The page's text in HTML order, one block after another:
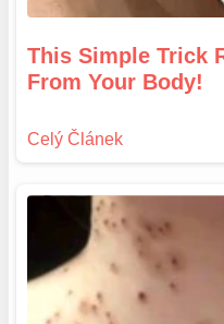
This Simple Trick
From Your Body!